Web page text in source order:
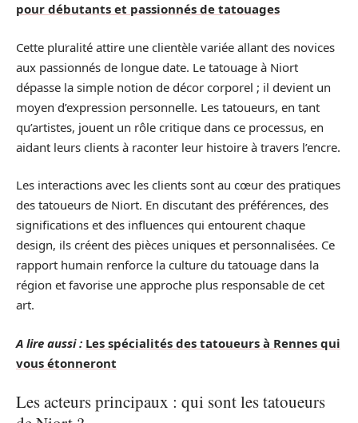
pour débutants et passionnés de tatouages
Cette pluralité attire une clientèle variée allant des novices
aux passionnés de longue date. Le tatouage à Niort
dépasse la simple notion de décor corporel ; il devient un
moyen d’expression personnelle. Les tatoueurs, en tant
qu’artistes, jouent un rôle critique dans ce processus, en
aidant leurs clients à raconter leur histoire à travers l’encre.
Les interactions avec les clients sont au cœur des pratiques
des tatoueurs de Niort. En discutant des préférences, des
significations et des influences qui entourent chaque
design, ils créent des pièces uniques et personnalisées. Ce
rapport humain renforce la culture du tatouage dans la
région et favorise une approche plus responsable de cet
art.
A lire aussi : Les spécialités des tatoueurs à Rennes qui
vous étonneront
Les acteurs principaux : qui sont les tatoueurs